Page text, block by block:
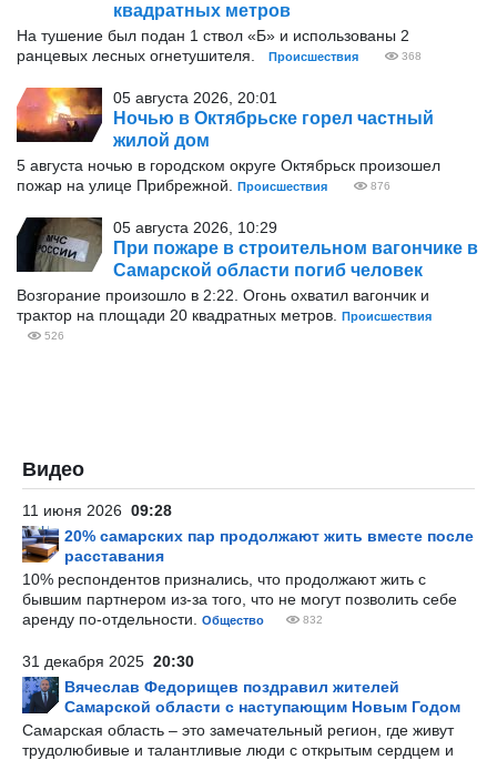
квадратных метров
На тушение был подан 1 ствол «Б» и использованы 2
ранцевых лесных огнетушителя.
Происшествия 368
05 августа 2026, 20:01
Ночью в Октябрьске горел частный
жилой дом
5 августа ночью в городском округе Октябрьск произошел
пожар на улице Прибрежной.
Происшествия 876
05 августа 2026, 10:29
При пожаре в строительном вагончике в
Самарской области погиб человек
Возгорание произошло в 2:22. Огонь охватил вагончик и
трактор на площади 20 квадратных метров.
Происшествия
526
Видео
11 июня 2026 09:28
20% самарских пар продолжают жить вместе после
расставания
10% респондентов признались, что продолжают жить с
бывшим партнером из-за того, что не могут позволить себе
аренду по-отдельности.
Общество 832
31 декабря 2025 20:30
Вячеслав Федорищев поздравил жителей
Самарской области с наступающим Новым Годом
Самарская область – это замечательный регион, где живут
трудолюбивые и талантливые люди с открытым сердцем и